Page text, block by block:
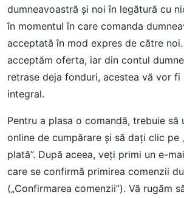
dumneavoastră şi noi în legătură cu
în momentul în care comanda
acceptată în mod expres de către
acceptăm oferta, iar din contul
retrase deja fonduri, acestea vă vor fi
integral.
Pentru a plasa o comandă, trebuie să
online de cumpărare şi să daţi clic pe
plată”. După aceea, veţi primi un e-
care se confirmă primirea comenzii
(„Confirmarea comenzii”). Vă rugăm